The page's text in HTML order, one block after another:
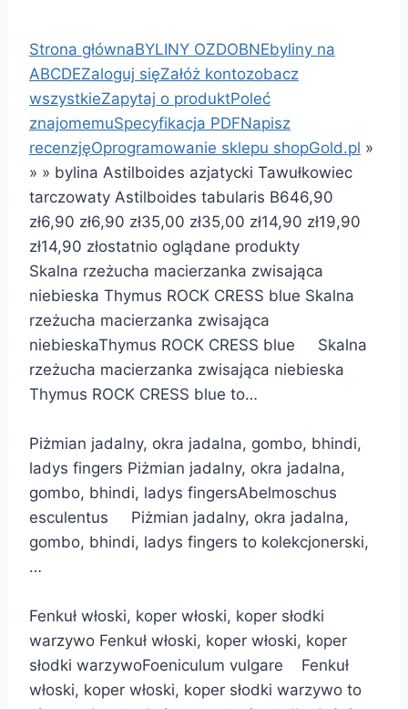
Strona głównaBYLINY OZDOBNEbyliny na
ABCDEZaloguj sięZałóż kontozobacz
wszystkieZapytaj o produktPoleć
znajomemuSpecyfikacja PDFNapisz
recenzjęOprogramowanie sklepu shopGold.pl »
» » bylina Astilboides azjatycki Tawułkowiec
tarczowaty Astilboides tabularis B646,90
zł6,90 zł6,90 zł35,00 zł35,00 zł14,90 zł19,90
zł14,90 złostatnio oglądane produkty
Skalna rzeżucha macierzanka zwisająca
niebieska Thymus ROCK CRESS blue Skalna
rzeżucha macierzanka zwisająca
niebieskaThymus ROCK CRESS blue Skalna
rzeżucha macierzanka zwisająca niebieska
Thymus ROCK CRESS blue to…
Piżmian jadalny, okra jadalna, gombo, bhindi,
ladys fingers Piżmian jadalny, okra jadalna,
gombo, bhindi, ladys fingersAbelmoschus
esculentus Piżmian jadalny, okra jadalna,
gombo, bhindi, ladys fingers to kolekcjonerski,
…
Fenkuł włoski, koper włoski, koper słodki
warzywo Fenkuł włoski, koper włoski, koper
słodki warzywoFoeniculum vulgare Fenkuł
włoski, koper włoski, koper słodki warzywo to